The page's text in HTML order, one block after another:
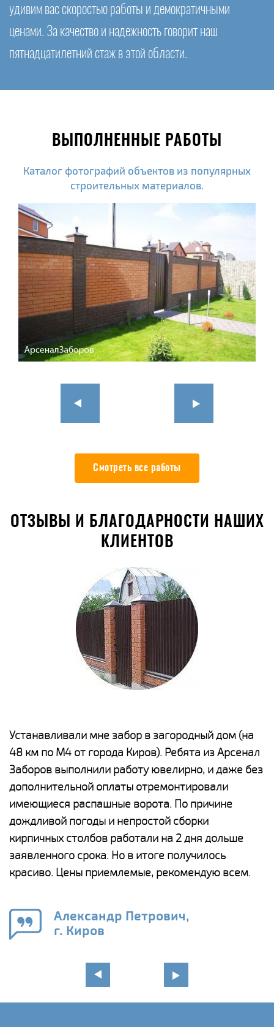
удивим вас скоростью работы и демократичными
ценами. За качество и надежность говорит наш
пятнадцатилетний стаж в этой области.
ВЫПОЛНЕННЫЕ РАБОТЫ
Каталог фотографий объектов из популярных
строительных материалов.
Смотреть все работы
ОТЗЫВЫ И БЛАГОДАРНОСТИ НАШИХ
КЛИЕНТОВ
Устанавливали мне забор в загородный дом (на
48 км по М4 от города Киров). Ребята из Арсенал
Заборов выполнили работу ювелирно, и даже без
дополнительной оплаты отремонтировали
имеющиеся распашные ворота. По причине
дождливой погоды и непростой сборки
кирпичных столбов работали на 2 дня дольше
заявленного срока. Но в итоге получилось
красиво. Цены приемлемые, рекомендую всем.
Александр Петрович,
г. Киров